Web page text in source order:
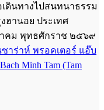
อเดินทางไปสนทนาธรรม
งฮานอย ประเทศ
คม พุทธศักราช ๒๕๖๙
าร่าห์ พรอคเตอร์ แอ๊บ
Minh Tam (Tam